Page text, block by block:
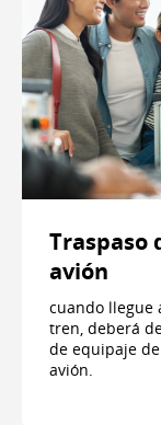
Traspaso
avión
cuando llegue
tren, deberá
de equipaje
avión.